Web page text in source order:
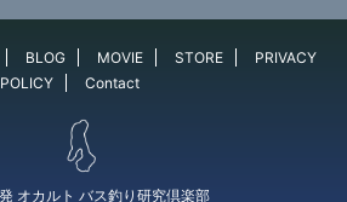
BLOG MOVIE STORE
PRIVACY
POLICY
Contact
オカルト バス釣り研究倶楽部